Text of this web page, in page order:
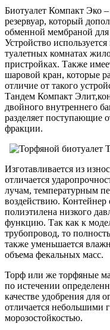
Биотуалет Компакт Эко
резервуар, который
обменной мембраной
Устройство
туалетных комнатах
пристройках. Также
шаровой кран, которые
отличие от такого
Тандем Компакт
двойного внутреннего
разделяет поступающие
фракции.
Изготавливается из
отличается
лучам, температурным
воздействию. Контейнер
полиэтилена низкого
функцию. Так как к
трубопровод, то
также уменьшается
объема фекальных масс.
Торф или же торфяные
по истечении
качестве удобрения для
отличается небольшими
морозостойкостью.